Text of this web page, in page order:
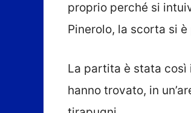
proprio perché si
Pinerolo, la scorta si
La partita è stata così
hanno trovato, in